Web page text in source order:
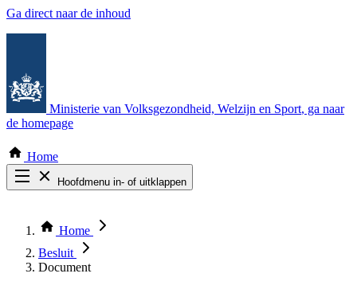
Ga direct naar de inhoud
Ministerie van Volksgezondheid, Welzijn en Sport, ga naar
de homepage
Home
Hoofdmenu in- of uitklappen
Thema COVID-19
Bekijk per bestuursorgaan
Home
Besluit
Document